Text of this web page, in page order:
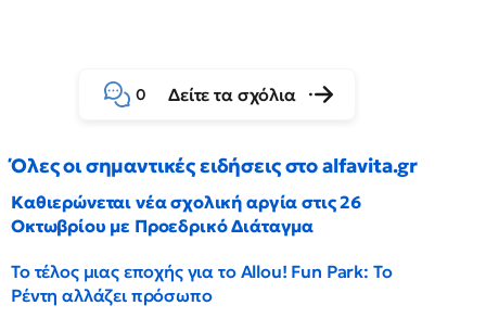
0 Δείτε τα σχόλια
Όλες οι σημαντικές ειδήσεις στο alfavita.gr
Καθιερώνεται νέα σχολική αργία στις 26
Οκτωβρίου με Προεδρικό Διάταγμα
Το τέλος μιας εποχής για το Allou! Fun Park: Το
Ρέντη αλλάζει πρόσωπο